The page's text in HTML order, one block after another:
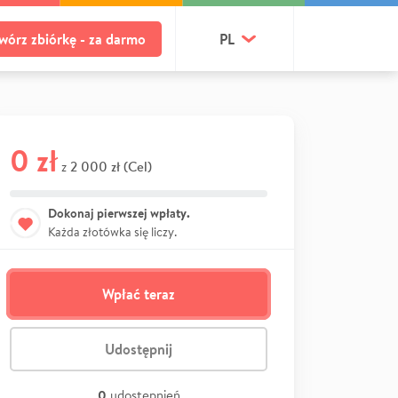
zbiórkę - za darmo PL
0 zł z 2 000 zł (Cel)
Dokonaj pierwszej wpłaty.
Każda złotówka się liczy.
Wpłać teraz
Udostępnij